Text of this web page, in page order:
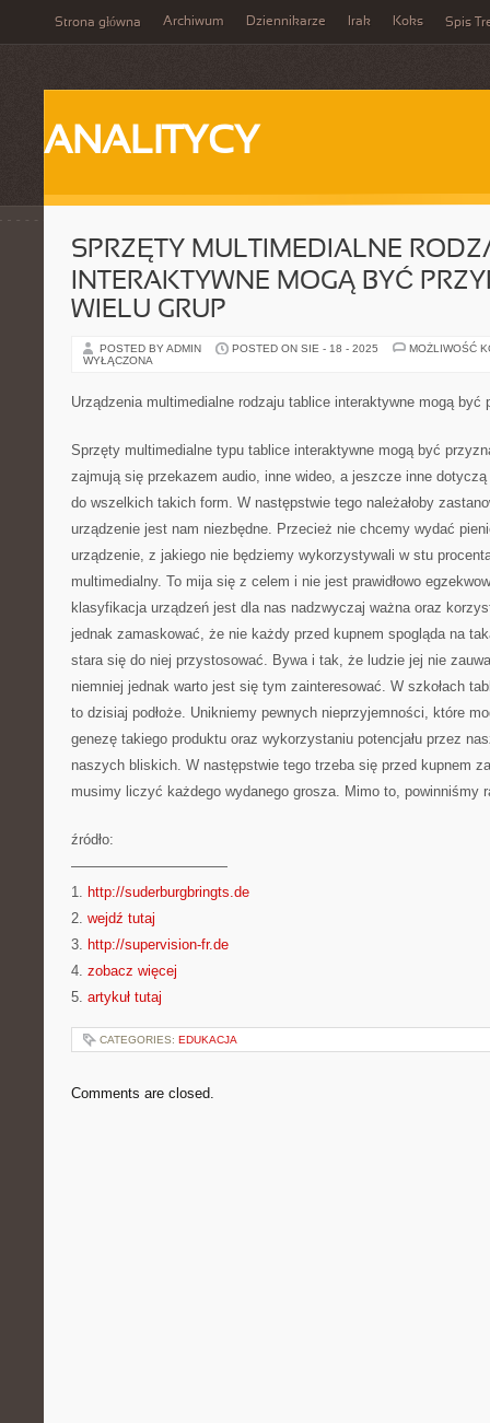
Strona główna Archiwum Dziennikarze Irak Koks Spis
ANALITYCY
SPRZĘTY MULTIMEDIALNE
INTERAKTYWNE MOGĄ BYĆ
WIELU GRUP
POSTED BY ADMIN POSTED ON SIE - 18 - 2025
MOŻLIWOŚĆ
WYŁĄCZONA
Urządzenia multimedialne rodzaju tablice interaktywne mogą być
Sprzęty multimedialne typu tablice interaktywne mogą być
zajmują się przekazem audio, inne wideo, a jeszcze inne
do wszelkich takich form. W następstwie tego należałoby
urządzenie jest nam niezbędne. Przecież nie chcemy wydać
urządzenie, z jakiego nie będziemy wykorzystywali w stu
multimedialny. To mija się z celem i nie jest prawidłowo
klasyfikacja urządzeń jest dla nas nadzwyczaj ważna oraz
jednak zamaskować, że nie każdy przed kupnem spogląda na
stara się do niej przystosować. Bywa i tak, że ludzie jej nie
niemniej jednak warto jest się tym zainteresować. W szkołach
to dzisiaj podłoże. Unikniemy pewnych nieprzyjemności, które
genezę takiego produktu oraz wykorzystaniu potencjału przez
naszych bliskich. W następstwie tego trzeba się przed kupnem
musimy liczyć każdego wydanego grosza. Mimo to, powinniśmy
źródło:
———————————
1. http://suderburgbringts.de
2. wejdź tutaj
3. http://supervision-fr.de
4. zobacz więcej
5. artykuł tutaj
CATEGORIES: EDUKACJA
Comments are closed.